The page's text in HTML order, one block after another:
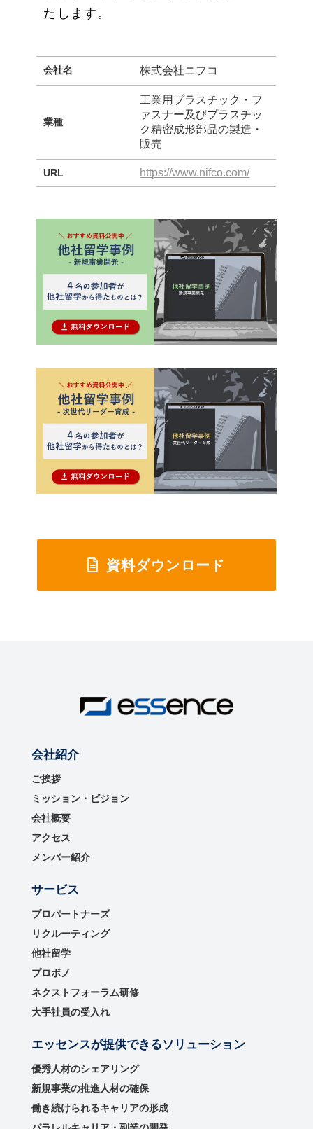
たします。
会社名 株式会社ニフコ
業種
工業用プラスチック・フ
ァスナー及びプラスチッ
ク精密成形部品の製造・
販売
URL https://www.nifco.com/
資料ダウンロード
会社紹介
ご挨拶
ミッション・ビジョン
会社概要
アクセス
メンバー紹介
サービス
プロパートナーズ
リクルーティング
他社留学
プロボノ
ネクストフォーラム研修
大手社員の受入れ
エッセンスが提供できるソリューション
優秀⼈材のシェアリング
新規事業の推進⼈材の確保
働き続けられるキャリアの形成